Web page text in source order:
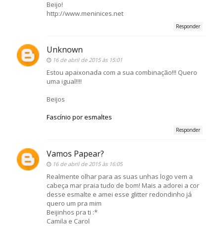
Beijo!
http://www.meninices.net
Responder
Unknown
16 de abril de 2015 às 15:01
Estou apaixonada com a sua combinação!!! Quero
uma igual!!!!
Beijos
Fascínio por esmaltes
Responder
Vamos Papear?
16 de abril de 2015 às 16:05
Realmente olhar para as suas unhas logo vem a
cabeça mar praia tudo de bom! Mais a adorei a cor
desse esmalte e amei esse glitter redondinho já
quero um pra mim
Beijinhos pra ti :*
Camila e Carol